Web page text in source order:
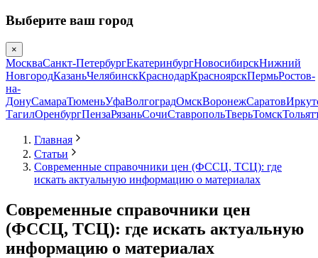
Выберите ваш город
×
МоскваСанкт-ПетербургЕкатеринбургНовосибирскНижний
НовгородКазаньЧелябинскКраснодарКрасноярскПермьРостов-
на-
ДонуСамараТюменьУфаВолгоградОмскВоронежСаратов
ТагилОренбургПензаРязаньСочиСтавропольТверьТомск
Главная
Статьи
Современные справочники цен (ФССЦ, ТСЦ): где
искать актуальную информацию о материалах
Современные справочники цен
(ФССЦ, ТСЦ): где искать актуальную
информацию о материалах